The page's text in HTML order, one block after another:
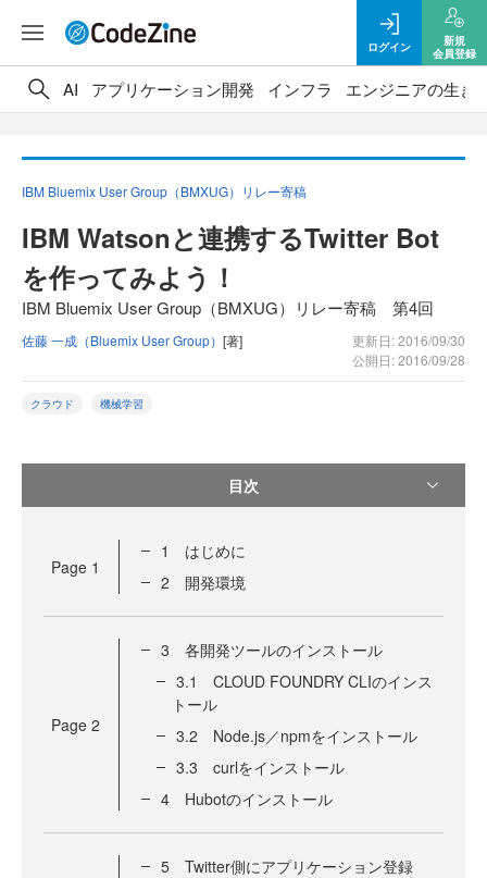
ログイン
新規
会員登録
AI アプリケーション開発 インフラ エンジニアの生き
IBM Bluemix User Group（BMXUG）リレー寄稿
IBM Watsonと連携するTwitter Bot
を作ってみよう！
IBM Bluemix User Group（BMXUG）リレー寄稿 第4回
佐藤 一成（Bluemix User Group） [著]
更新日: 2016/09/30
公開日: 2016/09/28
クラウド 機械学習
目次
Page 1
1 はじめに
2 開発環境
Page 2
3 各開発ツールのインストール
3.1 CLOUD FOUNDRY CLIのインス
トール
3.2 Node.js／npmをインストール
3.3 curlをインストール
4 Hubotのインストール
5 Twitter側にアプリケーション登録